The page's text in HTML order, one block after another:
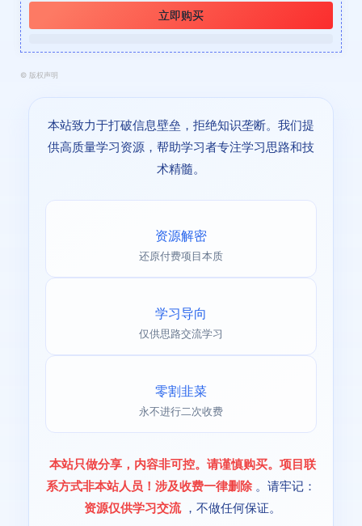
立即购买
© 版权声明
本站致力于打破信息壁垒，拒绝知识垄断。我们提
供高质量学习资源，帮助学习者专注学习思路和技
术精髓。
资源解密
还原付费项目本质
学习导向
仅供思路交流学习
零割韭菜
永不进行二次收费
本站只做分享，内容非可控。请谨慎购买。项目联
系方式非本站人员！涉及收费一律删除 。请牢记：
资源仅供学习交流 ，不做任何保证。